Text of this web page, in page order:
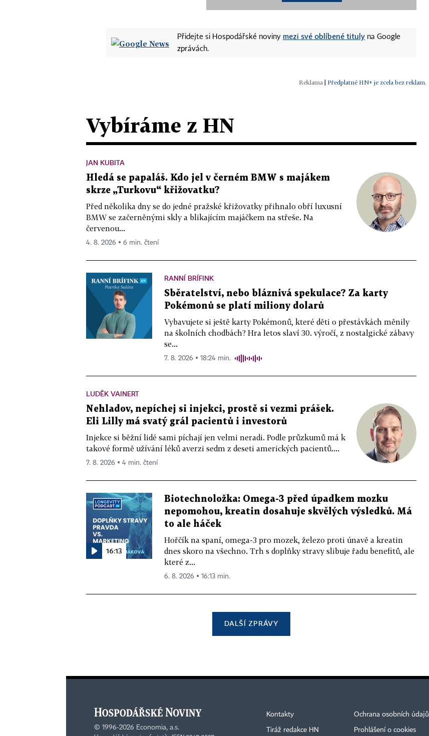
Přidejte si Hospodářské noviny mezi své oblíbené tituly na Google
zprávách.
Předplatné HN+ je zcela bez reklam.
Vybíráme z HN
JAN KUBITA
Hledá se papaláš. Kdo jel v černém BMW s majákem
skrze „Turkovu“ křižovatku?
Před několika dny se do jedné pražské křižovatky přihnalo obří luxusní
BMW se začerněnými skly a blikajícím majáčkem na střeše. Na
červenou...
4. 8. 2026 ▪ 6 min. čtení
RANNÍ BRÍFINK
Sběratelství, nebo bláznivá spekulace? Za karty
Pokémonů se platí miliony dolarů
Vybavujete si ještě karty Pokémonů, které děti o přestávkách měnily
na školních chodbách? Hra letos slaví 30. výročí, z nostalgické zábavy
se...
7. 8. 2026 ▪ 18:24 min.
LUDĚK VAINERT
Nehladov, nepíchej si injekci, prostě si vezmi prášek.
Eli Lilly má svatý grál pacientů i investorů
Injekce si běžní lidé sami píchají jen velmi neradi. Podle průzkumů má k
takové formě užívání léků averzi sedm z deseti amerických pacientů....
7. 8. 2026 ▪ 4 min. čtení
16:13
Biotechnoložka: Omega-3 před úpadkem mozku
nepomohou, kreatin dosahuje skvělých výsledků. Má
to ale háček
Hořčík na spaní, omega-3 pro mozek, železo proti únavě a kreatin
dnes skoro na všechno. Trh s doplňky stravy slibuje řadu benefitů, ale
které z...
6. 8. 2026 ▪ 16:13 min.
DALŠÍ ZPRÁVY
© 1996-2026 Economia, a.s.
Kontakty
Tiráž redakce HN
Ochrana osobních údajů
Prohlášení o cookies